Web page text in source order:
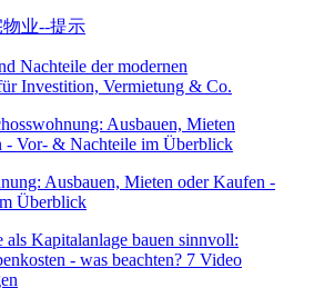
Nachteile der modernen
Investition, Vermietung & Co.
Ausbauen, Mieten oder Kaufen -
Überblick